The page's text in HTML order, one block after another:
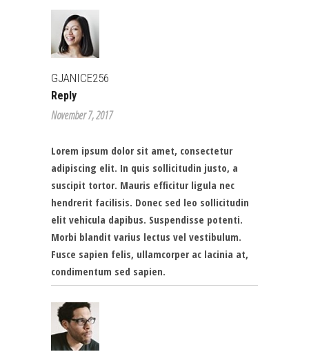
GJANICE256
Reply
November 7, 2017
Lorem ipsum dolor sit amet, consectetur
adipiscing elit. In quis sollicitudin justo, a
suscipit tortor. Mauris efficitur ligula nec
hendrerit facilisis. Donec sed leo sollicitudin
elit vehicula dapibus. Suspendisse potenti.
Morbi blandit varius lectus vel vestibulum.
Fusce sapien felis, ullamcorper ac lacinia at,
condimentum sed sapien.